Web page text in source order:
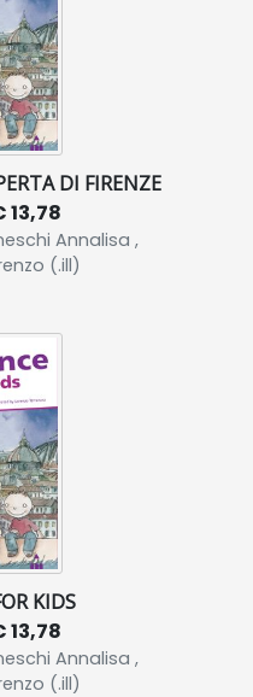
DI FIRENZE
13,78
Annalisa ,
(.ill)
KIDS
13,78
Annalisa ,
(.ill)